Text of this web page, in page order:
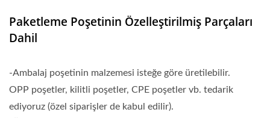
Paketleme Poşetinin Özelleştirilmiş Parçaları
Dahil
-Ambalaj poşetinin malzemesi isteğe göre üretilebilir.
OPP poşetler, kilitli poşetler, CPE poşetler vb. tedarik
ediyoruz (özel siparişler de kabul edilir).